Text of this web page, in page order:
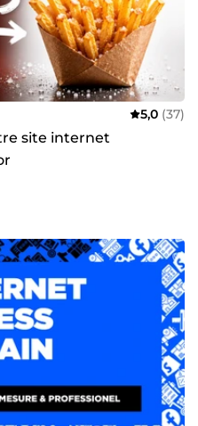
5,0 (37)
site internet